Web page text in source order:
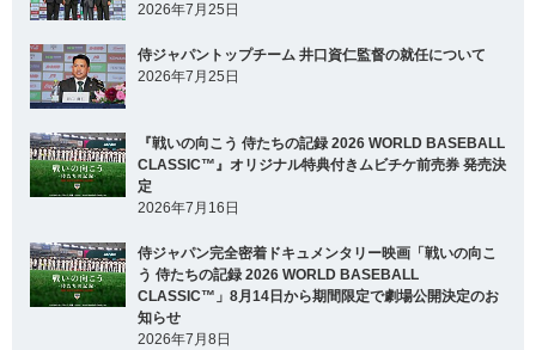
2026年7月25日
侍ジャパントップチーム 井口資仁監督の就任について
2026年7月25日
『戦いの向こう 侍たちの記録 2026 WORLD BASEBALL
CLASSIC™』オリジナル特典付きムビチケ前売券 発売決
定
2026年7月16日
侍ジャパン完全密着ドキュメンタリー映画「戦いの向こ
う 侍たちの記録 2026 WORLD BASEBALL
CLASSIC™」8月14日から期間限定で劇場公開決定のお
知らせ
2026年7月8日